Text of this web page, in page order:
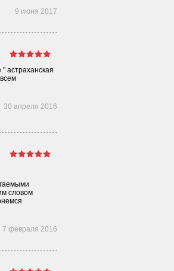
9 июня 2017
астраханская
30 апреля 2016
словом
7 февраля 2016